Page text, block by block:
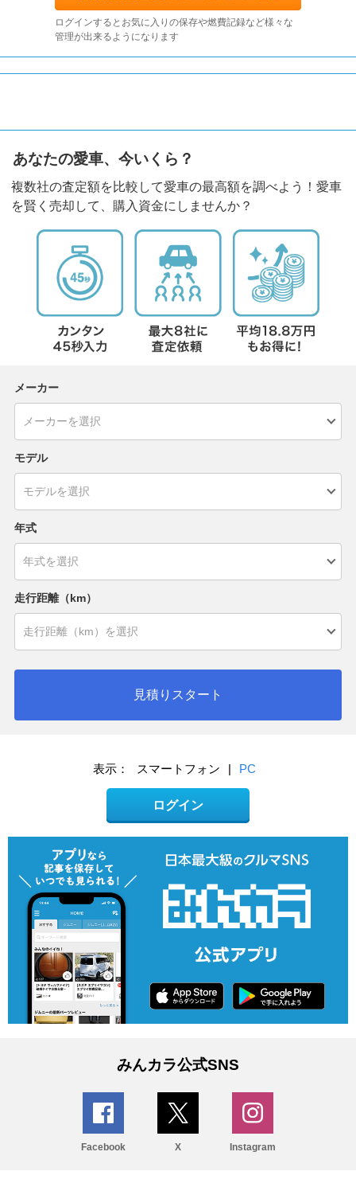
ログインするとお気に入りの保存や燃費記録など様々な
管理が出来るようになります
あなたの愛車、今いくら？
複数社の査定額を比較して愛車の最高額を調べよう！愛車
を賢く売却して、購入資金にしませんか？
メーカー
モデル
年式
走行距離（km）
見積りスタート
表示： スマートフォン | PC
ログイン
みんカラ公式SNS
Facebook X Instagram